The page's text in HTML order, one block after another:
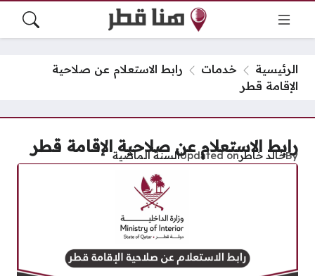
الرئيسية خدمات
رابط الاستعلام عن صلاحية
الإقامة قطر
رابط الاستعلام عن صلاحية الإقامة قطر
Byخالد خاطرUpdated onالسنة الماضية